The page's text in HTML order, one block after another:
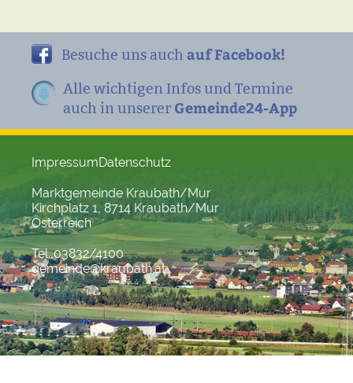
Besuche uns auch auf Facebook!
Alle wichtigen Infos und Termine
auch in unserer Gemeinde24-App
ImpressumDatenschutz
Marktgemeinde Kraubath/Mur
Kirchplatz 1, 8714 Kraubath/Mur
Österreich
Tel. 03832/4100
gemeinde@kraubath.at